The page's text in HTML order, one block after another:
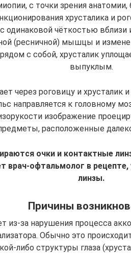
с точки зрения анатомии,
хрусталика и
одинаковой чёткостью вблизи
(ресничной) мышцы и
с собой, хрусталик
выпуклым.
через роговицу и хрусталик
направляется к головному
изображение
расположенные
очки и контактные
врач-офтальмолог в
линзы.
Причины
из-за нарушения процесса
Обычно это
либо структуры глаза